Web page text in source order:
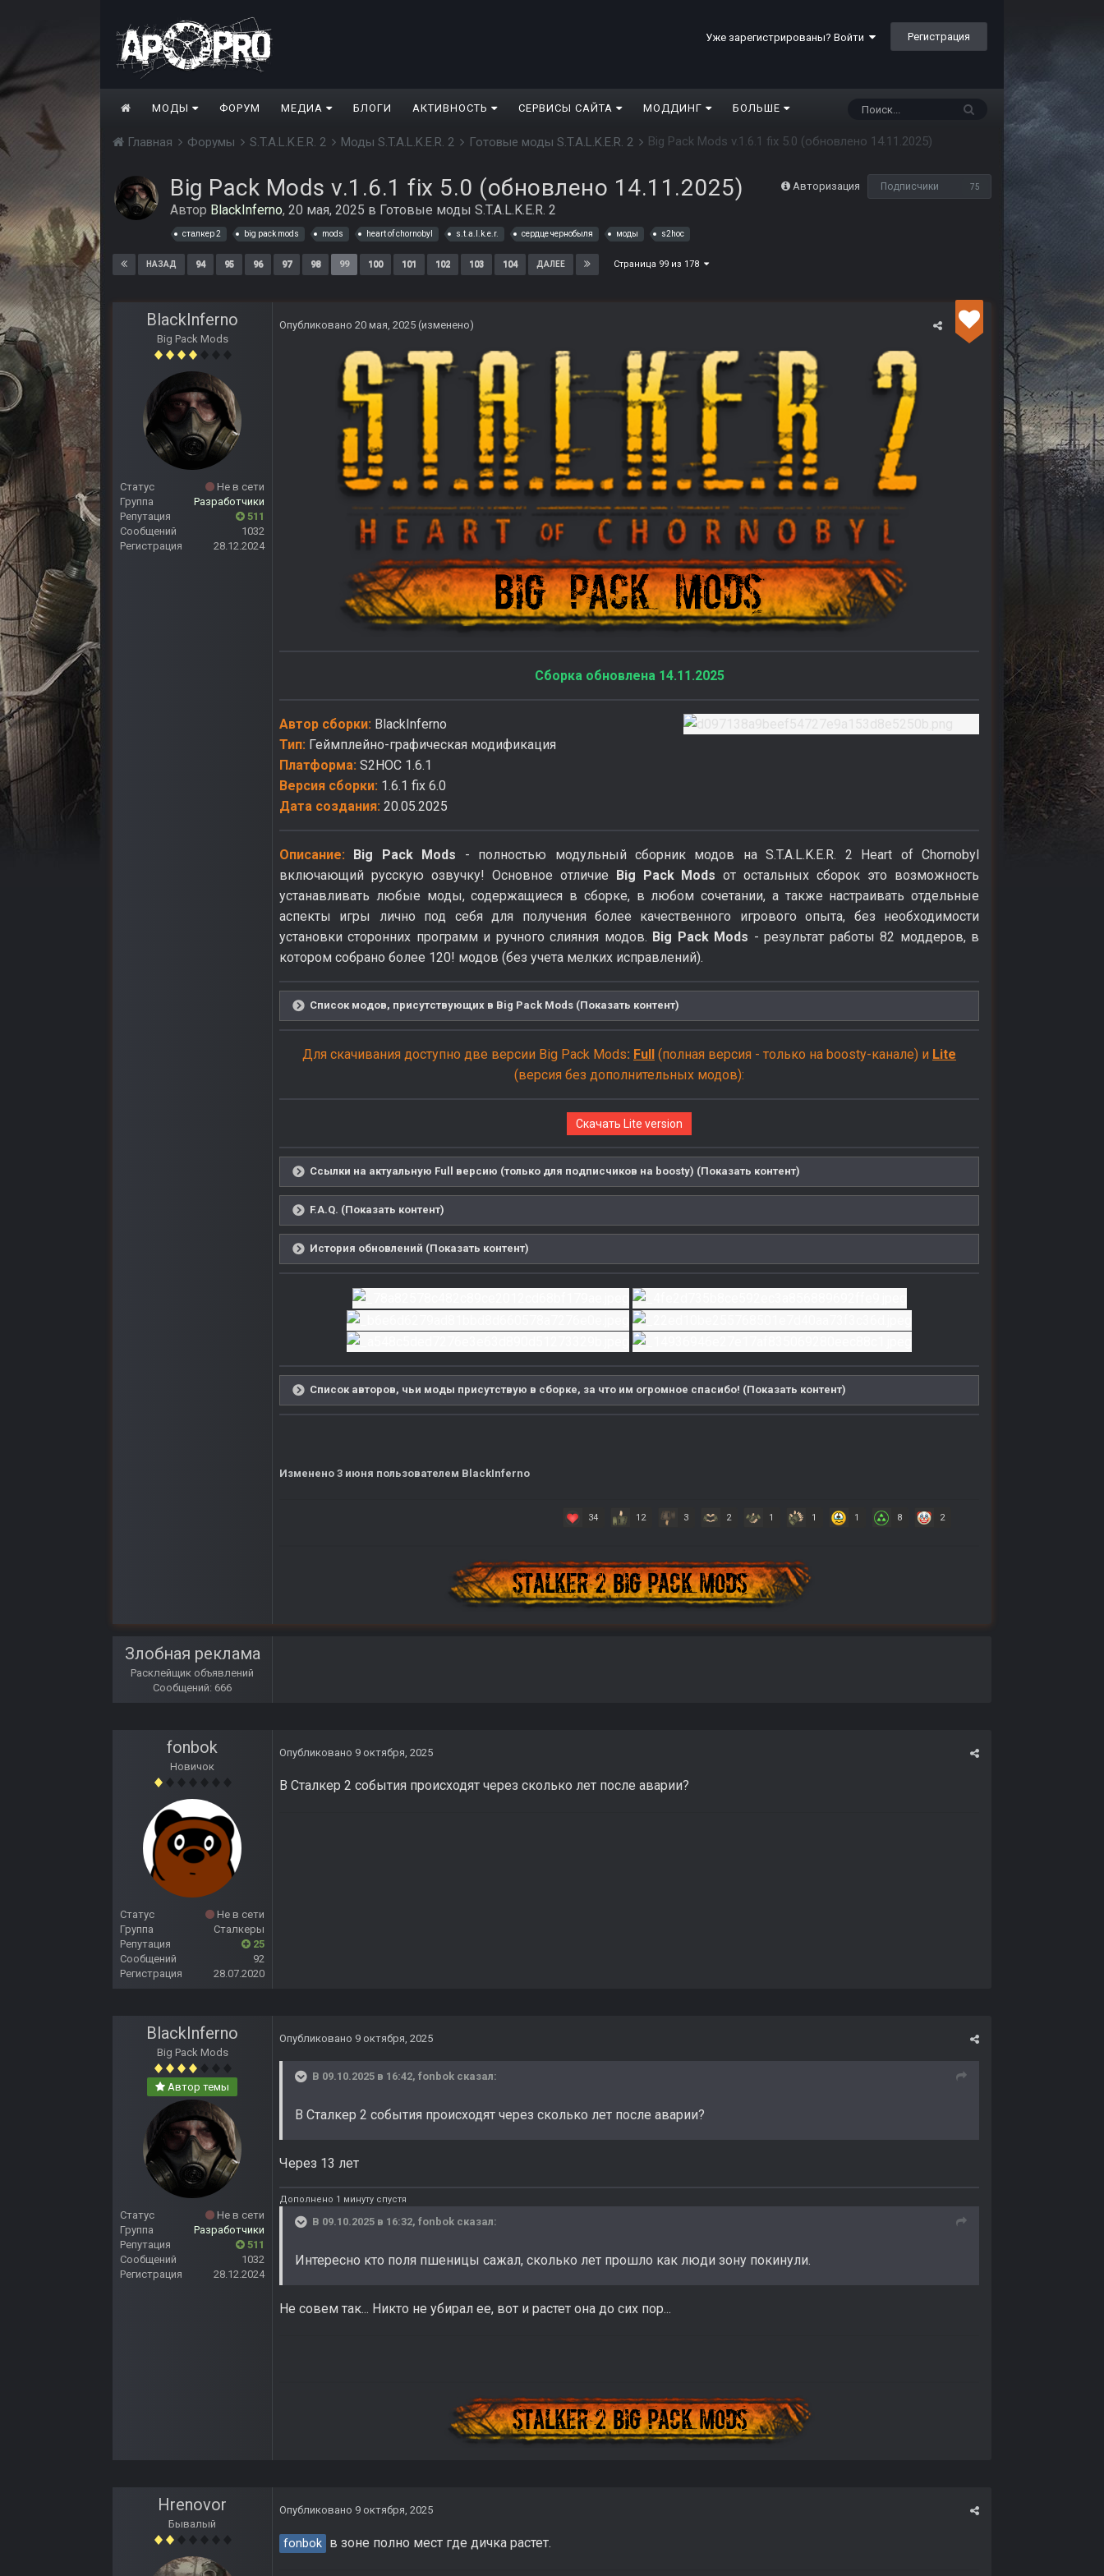
Уже зарегистрированы? Войти Регистрация
МОДЫ ФОРУМ МЕДИА БЛОГИ АКТИВНОСТЬ СЕРВИСЫ САЙТА МОДДИНГ БОЛЬШЕ
Главная Форумы S.T.A.L.K.E.R. 2 Моды S.T.A.L.K.E.R. 2 Готовые моды S.T.A.L.K.E.R. 2 Big Pack Mods v.1.6.1 fix 5.0 (обновлено 14.11.2025)
Авторизация Подписчики 75
Big Pack Mods v.1.6.1 fix 5.0 (обновлено 14.11.2025)
Автор BlackInferno, 20 мая, 2025 в Готовые моды S.T.A.L.K.E.R. 2
сталкер 2 big pack mods mods heart of chornobyl s.t.a.l.k.e.r. сердце чернобыля моды s2hoc
НАЗАД 94 95 96 97 98 99 100 101 102 103 104 ДАЛЕЕ Страница 99 из 178
BlackInferno
Big Pack Mods
Статус
Не в сети
Группа
Разработчики
Репутация
511
Сообщений
1032
Регистрация
28.12.2024
Опубликовано 20 мая, 2025 (изменено)
Сборка обновлена 14.11.2025
Автор сборки: BlackInferno
Тип: Геймплейно-графическая модификация
Платформа: S2HOC 1.6.1
Версия сборки: 1.6.1 fix 6.0
Дата создания: 20.05.2025
Описание: Big Pack Mods - полностью модульный сборник модов на S.T.A.L.K.E.R. 2 Heart of Chornobyl
включающий русскую озвучку! Основное отличие
Big Pack Mods от остальных сборок это возможность
устанавливать любые моды, содержащиеся в сборке, в любом сочетании, а также настраивать отдельные
аспекты игры лично под себя для получения более качественного игрового опыта, без необходимости
установки сторонних программ и ручного слияния модов. Big Pack Mods - результат работы 82 моддеров, в
котором собрано более 120! модов (без учета мелких исправлений).
Список модов, присутствующих в Big Pack Mods (Показать контент)
Для скачивания доступно две версии Big Pack Mods: Full (полная версия - только на boosty-канале) и Lite
(версия без дополнительных модов):
Скачать Lite version
Ссылки на актуальную Full версию (только для подписчиков на boosty) (Показать контент)
F.A.Q. (Показать контент)
История обновлений (Показать контент)
Список авторов, чьи моды присутствую в сборке, за что им огромное спасибо! (Показать контент)
Изменено 3 июня пользователем BlackInferno
34 12 3 2 1 1 1 8 2
Злобная реклама
Расклейщик объявлений
Сообщений: 666
fonbok
Новичок
Статус
Не в сети
Группа
Сталкеры
Репутация
25
Сообщений
92
Регистрация
28.07.2020
Опубликовано 9 октября, 2025
В Сталкер 2 события происходят через сколько лет после аварии?
BlackInferno
Big Pack Mods
Автор темы
Статус
Не в сети
Группа
Разработчики
Репутация
511
Сообщений
1032
Регистрация
28.12.2024
Опубликовано 9 октября, 2025
В 09.10.2025 в 16:42, fonbok сказал:
В Сталкер 2 события происходят через сколько лет после аварии?
Через 13 лет
Дополнено 1 минуту спустя
В 09.10.2025 в 16:32, fonbok сказал:
Интересно кто поля пшеницы сажал, сколько лет прошло как люди зону покинули.
Не совем так... Никто не убирал ее, вот и растет она до сих пор...
Hrenovor
Бывалый
Опубликовано 9 октября, 2025
fonbok в зоне полно мест где дичка растет.